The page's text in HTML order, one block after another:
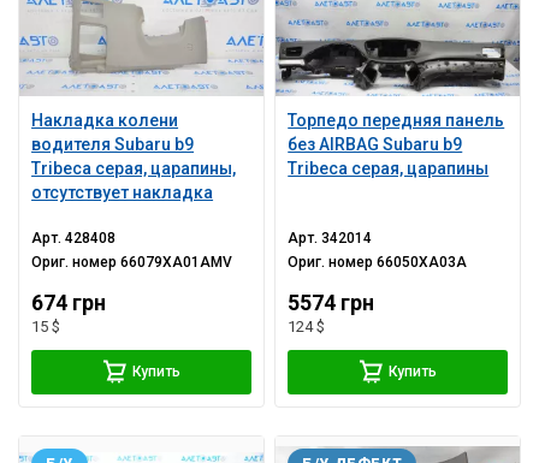
Накладка колени
водителя Subaru b9
Tribeca серая, царапины,
отсутствует накладка
Арт.428408
Ориг. номер66079XA01AMV
674 грн
15 $
Купить
Торпедо передняя панель
без AIRBAG Subaru b9
Tribeca серая, царапины
Арт.342014
Ориг. номер66050XA03A
5574 грн
124 $
Купить